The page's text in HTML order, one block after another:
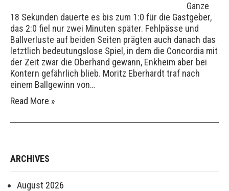
Ganze
18 Sekunden dauerte es bis zum 1:0 für die Gastgeber,
das 2:0 fiel nur zwei Minuten später. Fehlpässe und
Ballverluste auf beiden Seiten prägten auch danach das
letztlich bedeutungslose Spiel, in dem die Concordia mit
der Zeit zwar die Oberhand gewann, Enkheim aber bei
Kontern gefährlich blieb. Moritz Eberhardt traf nach
einem Ballgewinn von…
Read More »
ARCHIVES
August 2026